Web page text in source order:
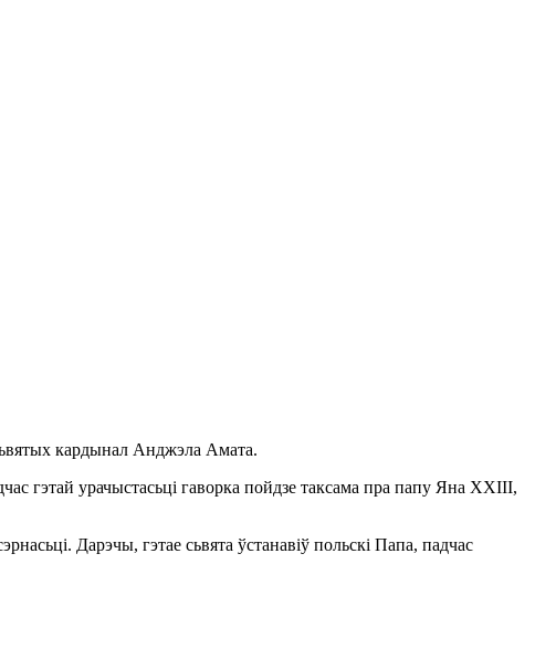
кардынал Анджэла Амата.
гэтай урачыстасьці гаворка пойдзе таксама пра папу Яна XXIII,
Дарэчы, гэтае сьвята ўстанавіў польскі Папа, падчас